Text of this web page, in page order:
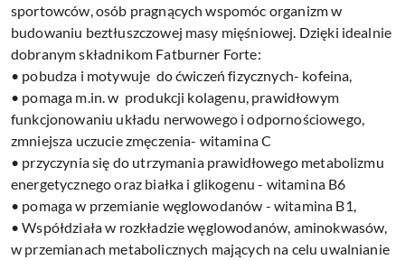
sportowców, osób pragnących wspomóc organizm w
budowaniu beztłuszczowej masy mięśniowej. Dzięki idealnie
dobranym składnikom Fatburner Forte:
• pobudza i motywuje do ćwiczeń fizycznych- kofeina,
• pomaga m.in. w produkcji kolagenu, prawidłowym
funkcjonowaniu układu nerwowego i odpornościowego,
zmniejsza uczucie zmęczenia- witamina C
• przyczynia się do utrzymania prawidłowego metabolizmu
energetycznego oraz białka i glikogenu - witamina B6
• pomaga w przemianie węglowodanów - witamina B1,
• Współdziała w rozkładzie węglowodanów, aminokwasów,
w przemianach metabolicznych mających na celu uwalnianie